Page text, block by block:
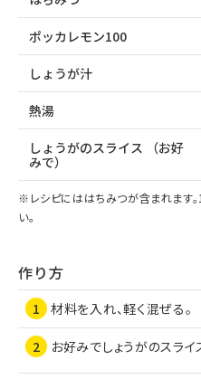
ポッカレモン100
しょうが汁
熱湯
しょうがのスライス
（お好
みで）
※レシピにははちみつが含まれます
い。
作り方
材料を入れ、軽く混ぜる。
お好みでしょうがのスライ